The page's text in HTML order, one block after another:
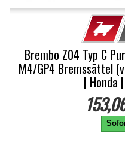
Brembo Z04 Typ C
M4/GP4 Bremssättel
| Honda